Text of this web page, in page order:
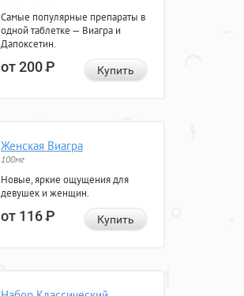
Самые популярные препараты в
одной таблетке — Виагра и
Дапоксетин.
от 200Р Купить
Женская Виагра
100мг
Новые, яркие ощущения для
девушек и женщин.
от 116Р Купить